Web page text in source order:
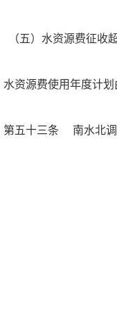
（五）水资源费征收
水资源费使用年度计
第五十三条 南水北